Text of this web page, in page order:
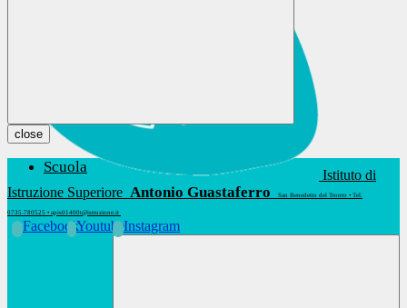
Istituto di
Istruzione Superiore Antonio Guastaferro San Benedetto del Tronto • Tel.
0735.780525 • apis01400t@istruzione.it
FacebookYoutubeInstagram
close
Scuola